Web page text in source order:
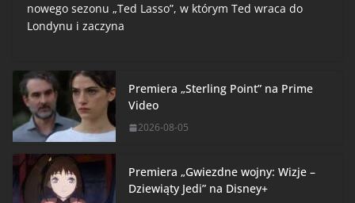
nowego sezonu „Ted Lasso”, w którym Ted wraca do
Londynu i zaczyna
Premiera „Sterling Point” na Prime
Video
2026-08-05
Premiera „Gwiezdne wojny: Wizje –
Dziewiąty Jedi” na Disney+